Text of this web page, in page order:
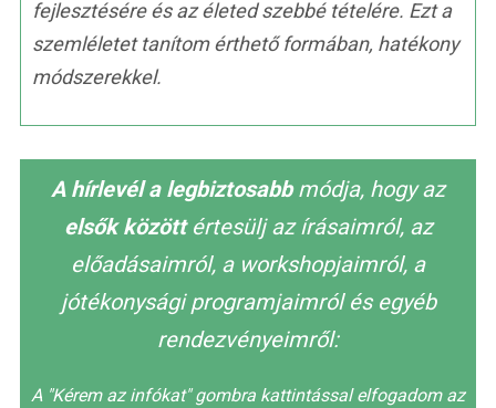
fejlesztésére és az életed szebbé tételére. Ezt a
szemléletet tanítom érthető formában, hatékony
módszerekkel.
A hírlevél a legbiztosabbmódja, hogy az
elsők közöttértesülj az írásaimról, az
előadásaimról, a workshopjaimról, a
jótékonysági programjaimról és egyéb
rendezvényeimről:
A "Kérem az infókat" gombra kattintással elfogadom az